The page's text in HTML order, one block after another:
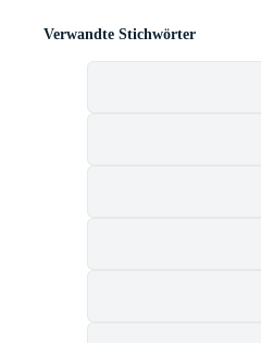
Verwandte Stichwörter